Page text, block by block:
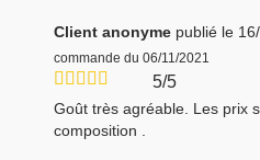
Client anonyme publié le
commande du 06/11/2021
5/5
Goût très agréable. Les prix
composition .